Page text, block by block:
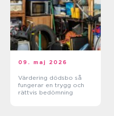
09. maj 2026
Värdering dödsbo så
fungerar en trygg och
rättvis bedömning